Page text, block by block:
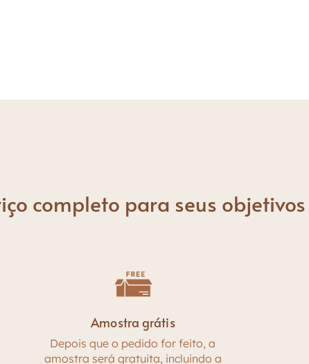
completo para seus objetivos
Amostra grátis
Depois que o pedido for feito, a
amostra será gratuita, incluindo a